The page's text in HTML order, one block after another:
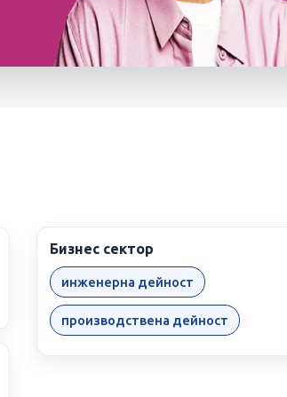
Бизнес сектор
инженерна дейност
производствена дейност